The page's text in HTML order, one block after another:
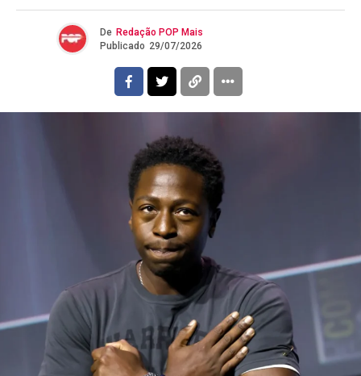
De Redação POP Mais
Publicado 29/07/2026